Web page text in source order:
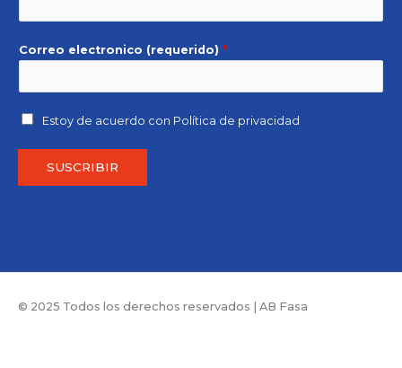
Correo electronico (requerido) *
Estoy de acuerdo con Política de privacidad
SUSCRIBIR
© 2025 Todos los derechos reservados | AB Fasa